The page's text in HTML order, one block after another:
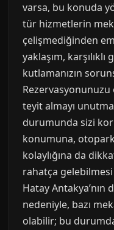
varsa, bu konuda
tür hizmetlerin
çelişmediğinden
yaklaşım,
kutlamanızın
Rezervasyonunuzu
teyit almayı
durumunda sizi
konumuna,
kolaylığına da
rahatça
Hatay Antakya’nın
nedeniyle, bazı
olabilir; bu